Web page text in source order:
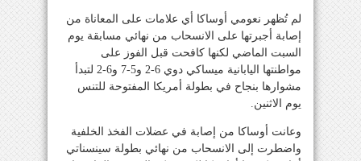
لم تُظهر نعومي أوساكا أي علامات على المعاناة من
إصابة أجبرتها على الانسحاب من نهائي مسابقة يوم
السبت الماضي لكنها كافحت قبل الفوز على
مواطنتها اليابانية ميساكي دوي 6-2 و5-7 و6-2 لتبدأ
مشوارها بنجاح في بطولة أمريكا المفتوحة للتنس
يوم الاثنين.
وعانت أوساكا من إصابة في عضلات الفخذ الخلفية
واضطرت إلى الانسحاب من نهائي بطولة سينسناتي